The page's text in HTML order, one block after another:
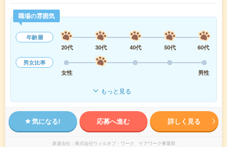
職場の雰囲気
年齢層
20代
30代 40代 50代
60代
男女比率
女性
男性
もっと見る
気になる! 応募へ進む 詳しく見る
派遣会社 株式会社ウィルオブ・ワーク ケアワーク事業部